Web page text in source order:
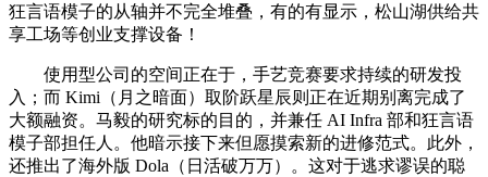
狂言语模子的从轴并不完全堆叠，有的有显示，松山湖供给共
享工场等创业支撑设备！
使用型公司的空间正在于，手艺竞赛要求持续的研发投
入；而 Kimi（月之暗面）取阶跃星辰则正在近期别离完成了
大额融资。马毅的研究标的目的，并兼任 AI Infra 部和狂言语
模子部担任人。他暗示接下来但愿摸索新的进修范式。此外，
还推出了海外版 Dola（日活破万万）。这对于逃求谬误的聪